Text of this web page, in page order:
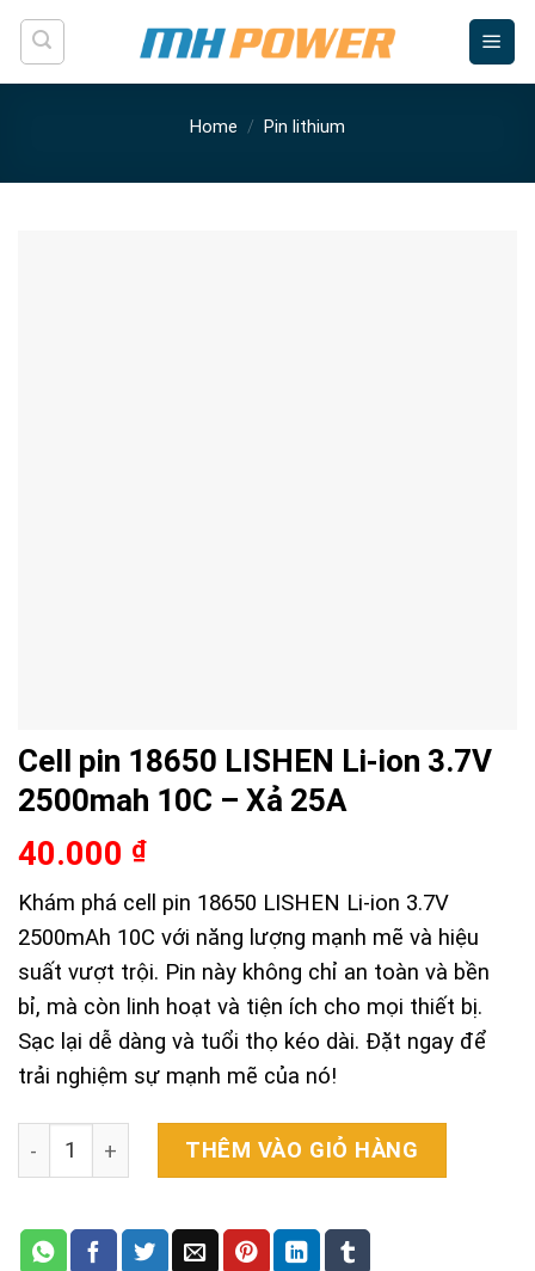
Skip
content
Home / Pin lithium
Cell pin 18650 LISHEN Li-ion 3.7V
2500mah 10C – Xả 25A
40.000 ₫
Khám phá cell pin 18650 LISHEN Li-ion 3.7V
2500mAh 10C với năng lượng mạnh mẽ và hiệu
suất vượt trội. Pin này không chỉ an toàn và bền
bỉ, mà còn linh hoạt và tiện ích cho mọi thiết bị.
Sạc lại dễ dàng và tuổi thọ kéo dài. Đặt ngay để
trải nghiệm sự mạnh mẽ của nó!
Cell pin 18650 LISHEN Li-ion 3.7V 2500mah 10C - Xả
THÊM VÀO GIỎ HÀNG